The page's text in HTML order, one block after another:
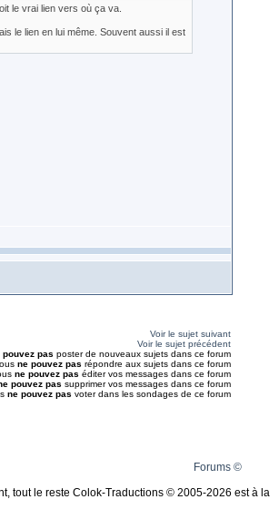
le vrai lien vers où ça va.
le lien en lui même. Souvent aussi il est
Voir le sujet suivant
Voir le sujet précédent
pouvez pas poster de nouveaux sujets dans ce forum
ne pouvez pas répondre aux sujets dans ce forum
ne pouvez pas éditer vos messages dans ce forum
pouvez pas supprimer vos messages dans ce forum
ne pouvez pas voter dans les sondages de ce forum
Forums ©
tout le reste Colok-Traductions © 2005-2026 est à la